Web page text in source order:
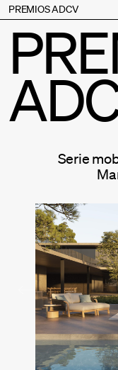
PREMIOS ADCV
Bases
Jurado
Inscripción
Palmarés
Premios
Supporters
Serie